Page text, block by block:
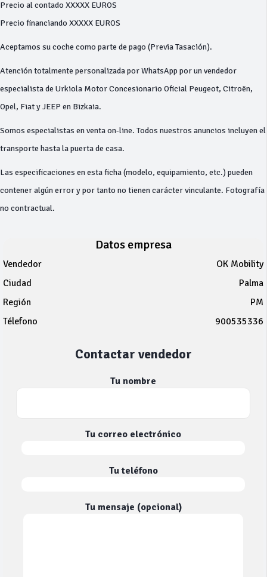
Precio al contado XXXXX EUROS
Precio financiando XXXXX EUROS
Aceptamos su coche como parte de pago (Previa Tasación).
Atención totalmente personalizada por WhatsApp por un vendedor
especialista de Urkiola Motor Concesionario Oficial Peugeot, Citroën,
Opel, Fiat y JEEP en Bizkaia.
Somos especialistas en venta on-line. Todos nuestros anuncios incluyen el
transporte hasta la puerta de casa.
Las especificaciones en esta ficha (modelo, equipamiento, etc.) pueden
contener algún error y por tanto no tienen carácter vinculante. Fotografía
no contractual.
Datos empresa
Vendedor
OK Mobility
Ciudad
Palma
Región
PM
Télefono
900535336
Contactar vendedor
Tu nombre
Tu correo electrónico
Tu teléfono
Tu mensaje (opcional)